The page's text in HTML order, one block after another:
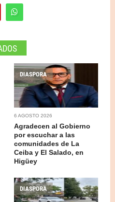
DIASPORA
6 AGOSTO 2026
Agradecen al Gobierno
por escuchar a las
comunidades de La
Ceiba y El Salado, en
Higüey
DIASPORA